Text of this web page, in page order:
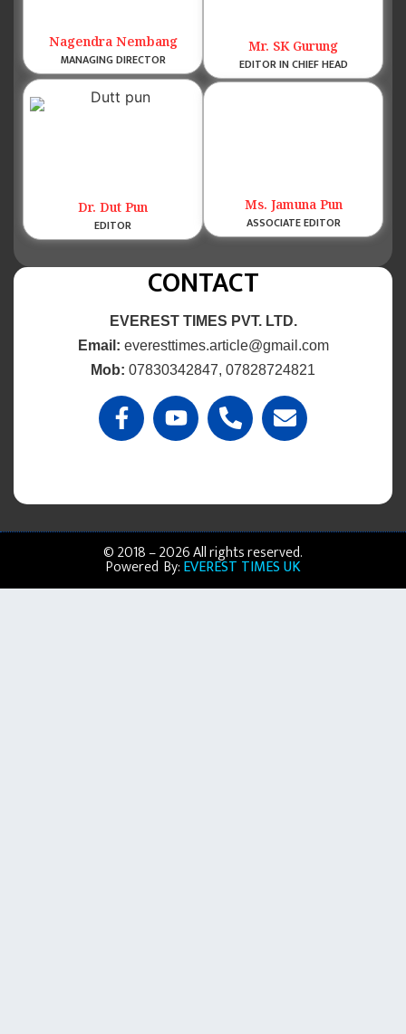
Nagendra Nembang
MANAGING DIRECTOR
Mr. SK Gurung
EDITOR IN CHIEF HEAD
Dr. Dut Pun
EDITOR
Ms. Jamuna Pun
ASSOCIATE EDITOR
CONTACT
EVEREST TIMES PVT. LTD.
Email: everesttimes.article@gmail.com
Mob: 07830342847, 07828724821
© 2018 – 2026 All rights reserved.
Powered By:EVEREST TIMES UK